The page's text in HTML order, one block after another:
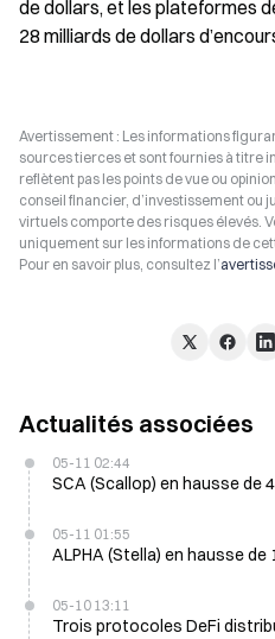
de dollars, et les plateformes
28 milliards de dollars
Avertissement : Les informations
sources tierces et sont fournies à titre
reflètent pas les points de vue ou
conseil financier, d’investissement ou
virtuels comporte des risques élevés.
uniquement sur les informations de
Pour en savoir plus, consultez l’
Actualités associées
05-11 02:44
SCA (Scallop) en hausse de
05-11 01:55
ALPHA (Stella) en hausse de
05-10 13:11
Trois protocoles DeFi